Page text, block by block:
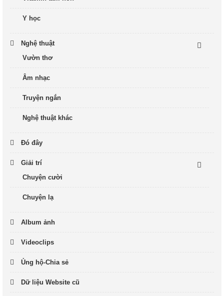
Y học
Nghệ thuật
Vườn thơ
Âm nhạc
Truyện ngắn
Nghệ thuật khác
Đó đây
Giải trí
Chuyện cười
Chuyện lạ
Album ảnh
Videoclips
Ủng hộ-Chia sẻ
Dữ liệu Website cũ